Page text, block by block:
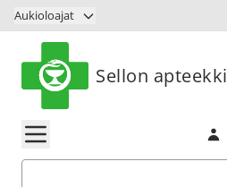
Siirry sisältöön
Aukioloajat
Sellon apteekki